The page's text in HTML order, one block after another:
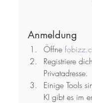
Anmeldung
Öffne
Registriere
Privatadresse.
Einige Tools
KI gibt es im